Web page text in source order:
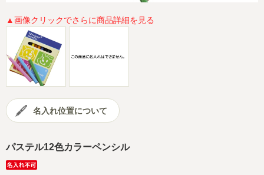
よくある質問 採用情報
会社概要
▲画像クリックでさらに商品詳細を見る
名入れ位置について
パステル12色カラーペンシル